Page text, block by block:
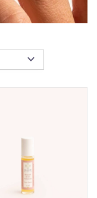
expand_more